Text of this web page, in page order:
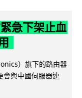
急下架止血
）旗下的路由器
會與中國伺服器連